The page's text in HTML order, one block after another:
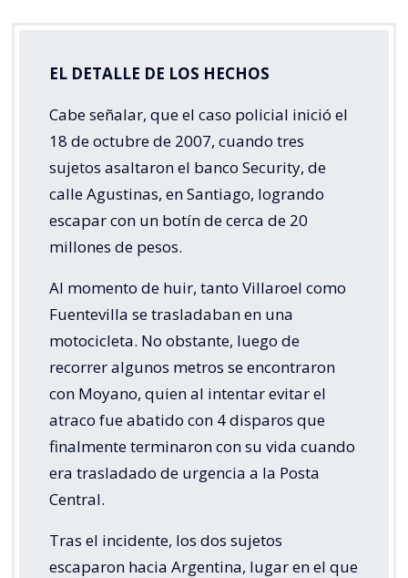
EL DETALLE DE LOS HECHOS
Cabe señalar, que el caso policial inició el
18 de octubre de 2007, cuando tres
sujetos asaltaron el banco Security, de
calle Agustinas, en Santiago, logrando
escapar con un botín de cerca de 20
millones de pesos.
Al momento de huir, tanto Villaroel como
Fuentevilla se trasladaban en una
motocicleta. No obstante, luego de
recorrer algunos metros se encontraron
con Moyano, quien al intentar evitar el
atraco fue abatido con 4 disparos que
finalmente terminaron con su vida cuando
era trasladado de urgencia a la Posta
Central.
Tras el incidente, los dos sujetos
escaparon hacia Argentina, lugar en el que